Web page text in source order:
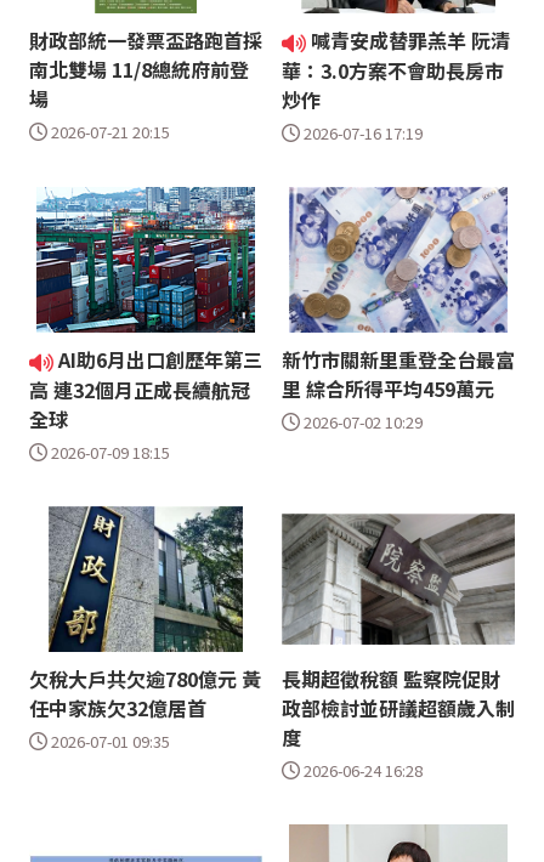
財政部統一發票盃路跑首採
南北雙場 11/8總統府前登
場
2026-07-21 20:15
喊青安成替罪羔羊 阮清
華：3.0方案不會助長房市
炒作
2026-07-16 17:19
AI助6月出口創歷年第三
高 連32個月正成長續航冠
全球
2026-07-09 18:15
新竹市關新里重登全台最富
里 綜合所得平均459萬元
2026-07-02 10:29
欠稅大戶共欠逾780億元 黃
任中家族欠32億居首
2026-07-01 09:35
長期超徵稅額 監察院促財
政部檢討並研議超額歲入制
度
2026-06-24 16:28